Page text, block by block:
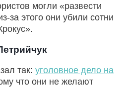
могли «развести
за этого они убили сотни
так: уголовное дело на
что они не желают